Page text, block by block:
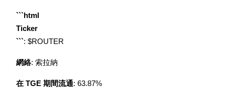
```html
Ticker
```: $ROUTER
網絡: 索拉納
在 TGE 期間流通: 63.87%